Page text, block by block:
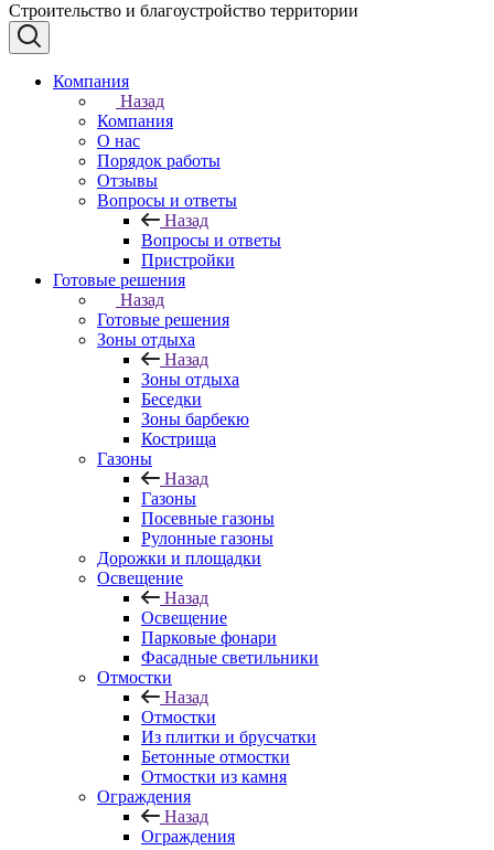
Строительство и благоустройство территории
Компания
Назад
Компания
О нас
Порядок работы
Отзывы
Вопросы и ответы
Назад
Вопросы и ответы
Пристройки
Готовые решения
Назад
Готовые решения
Зоны отдыха
Назад
Зоны отдыха
Беседки
Зоны барбекю
Кострища
Газоны
Назад
Газоны
Посевные газоны
Рулонные газоны
Дорожки и площадки
Освещение
Назад
Освещение
Парковые фонари
Фасадные светильники
Отмостки
Назад
Отмостки
Из плитки и брусчатки
Бетонные отмостки
Отмостки из камня
Ограждения
Назад
Ограждения